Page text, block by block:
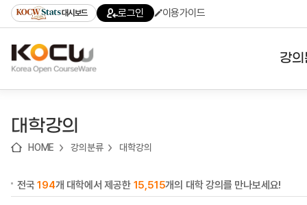
기
기
기
content)
가
대시보드 로그인 이용가이드
강
대학강의
HOME 강의분류 대학강의
전국194개 대학에서 제공한 15,515개의 대학 강의를 만나보세요!